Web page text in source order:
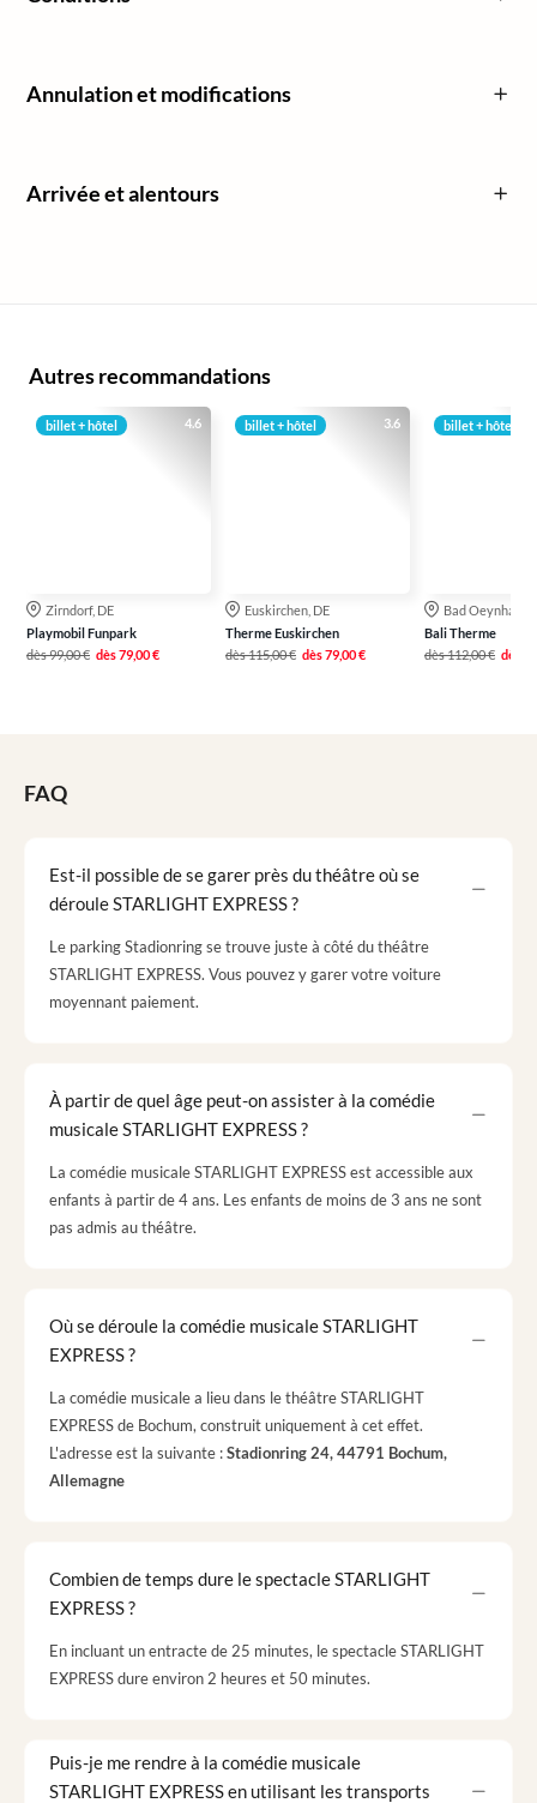
Annulation et modifications
Arrivée et alentours
Autres recommandations
4.6
billet + hôtel
Zirndorf, DE
Playmobil Funpark
dès99,00 € dès79,00 €
3.6
billet + hôtel
Euskirchen, DE
Therme Euskirchen
dès115,00 € dès79,00 €
billet + hôtel
Bad
Bali Therme
dès112,00 € dès
FAQ
Est-il possible de se garer près du théâtre où se
déroule STARLIGHT EXPRESS ?
Le parking Stadionring se trouve juste à côté du théâtre
STARLIGHT EXPRESS. Vous pouvez y garer votre voiture
moyennant paiement.
À partir de quel âge peut-on assister à la comédie
musicale STARLIGHT EXPRESS ?
La comédie musicale STARLIGHT EXPRESS est accessible aux
enfants à partir de 4 ans. Les enfants de moins de 3 ans ne sont
pas admis au théâtre.
Où se déroule la comédie musicale STARLIGHT
EXPRESS ?
La comédie musicale a lieu dans le théâtre STARLIGHT
EXPRESS de Bochum, construit uniquement à cet effet.
L'adresse est la suivante :Stadionring 24, 44791 Bochum,
Allemagne
Combien de temps dure le spectacle STARLIGHT
EXPRESS ?
En incluant un entracte de 25 minutes, le spectacle STARLIGHT
EXPRESS dure environ 2 heures et 50 minutes.
Puis-je me rendre à la comédie musicale
STARLIGHT EXPRESS en utilisant les transports